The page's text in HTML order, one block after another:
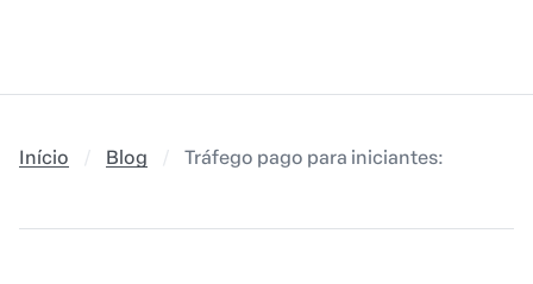
Início Blog Tráfego pago para iniciantes: guia